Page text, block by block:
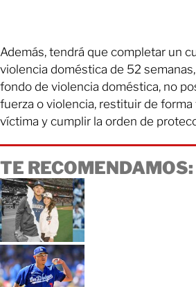
Además, tendrá que completar un
violencia doméstica de 52
fondo de violencia doméstica, no
fuerza o violencia, restituir de forma
víctima y cumplir la orden de
TE RECOMENDAMOS: